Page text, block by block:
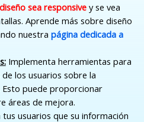
sea responsive y se vea
Aprende más sobre diseño
nuestra página dedicada a
Implementa herramientas para
los usuarios sobre la
puede proporcionar
áreas de mejora.
tus usuarios que su información